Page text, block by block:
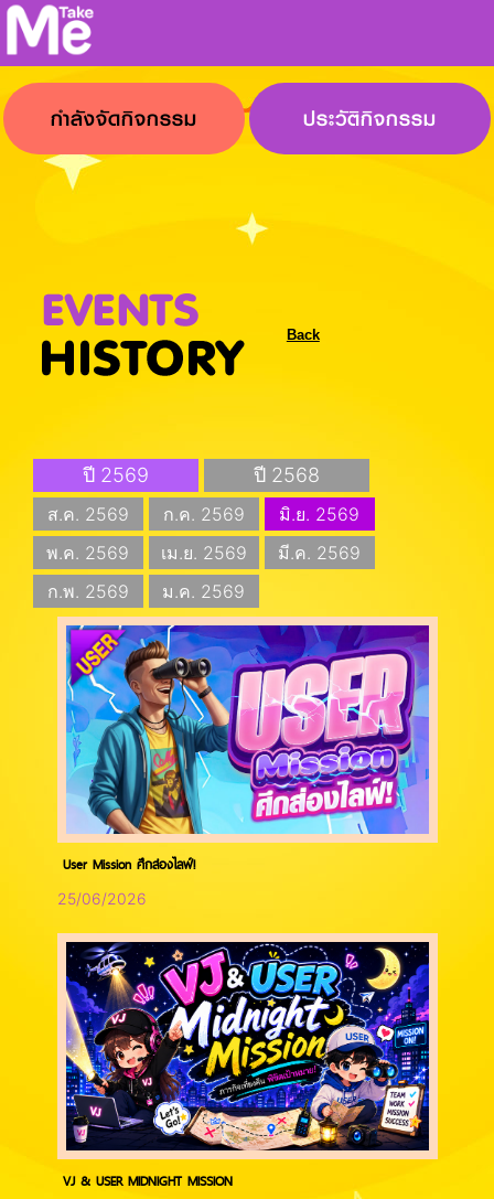
กำลังจัดกิจกรรม ประวัติกิจกรรม
Back
ปี 2569 ปี 2568
ส.ค. 2569 ก.ค. 2569
มิ.ย. 2569
พ.ค. 2569
เม.ย. 2569
มี.ค. 2569
ก.พ. 2569
ม.ค. 2569
User Mission ศึกส่องไลฟ์!
25/06/2026
VJ & USER MIDNIGHT MISSION